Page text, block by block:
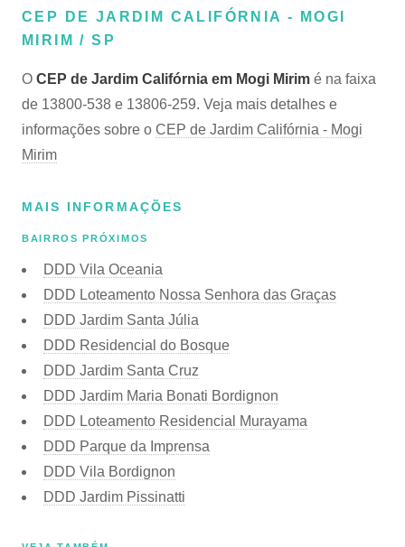
CEP DE JARDIM CALIFÓRNIA - MOGI
MIRIM / SP
O CEP de Jardim Califórnia em Mogi Mirim é na faixa
de 13800-538 e 13806-259. Veja mais detalhes e
informações sobre o CEP de Jardim Califórnia - Mogi
Mirim
MAIS INFORMAÇÕES
BAIRROS PRÓXIMOS
DDD Vila Oceania
DDD Loteamento Nossa Senhora das Graças
DDD Jardim Santa Júlia
DDD Residencial do Bosque
DDD Jardim Santa Cruz
DDD Jardim Maria Bonati Bordignon
DDD Loteamento Residencial Murayama
DDD Parque da Imprensa
DDD Vila Bordignon
DDD Jardim Pissinatti